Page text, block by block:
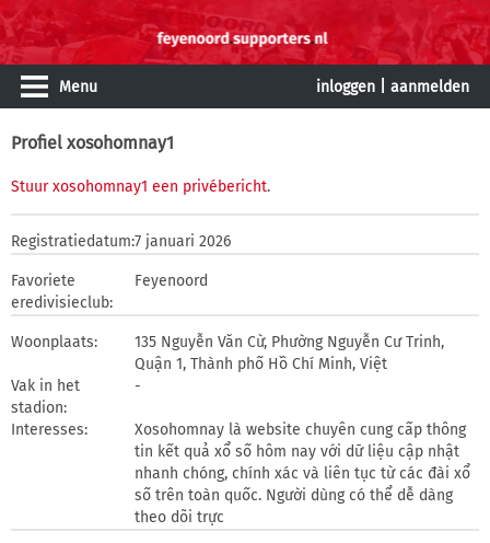
Menu inloggen aanmelden
Profiel xosohomnay1
Stuur xosohomnay1 een privébericht.
Registratiedatum:7 januari 2026
Favoriete
eredivisieclub:
Feyenoord
Woonplaats:
135 Nguyễn Văn Cừ, Phường Nguyễn Cư Trinh,
Quận 1, Thành phố Hồ Chí Minh, Việt
Vak in het
stadion:
-
Interesses:
Xosohomnay là website chuyên cung cấp thông
tin kết quả xổ số hôm nay với dữ liệu cập nhật
nhanh chóng, chính xác và liên tục từ các đài xổ
số trên toàn quốc. Người dùng có thể dễ dàng
theo dõi trực